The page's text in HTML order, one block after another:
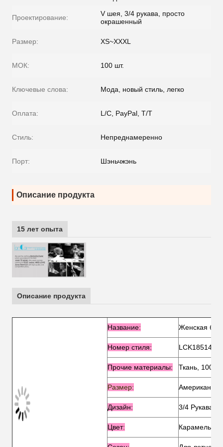
Проектирование:
V шея, 3/4 рукава, просто
окрашенный
Размер: XS~XXXL
МОК: 100 шт.
Ключевые слова: Мода, новый стиль, легко
Оплата: L/C, PayPal, T/T
Стиль: Непреднамеренно
Порт: Шэньчжэнь
Описание продукта
15 лет опыта
Описание продукта
Название: Женская
Номер стиля: LCK185145
Прочие материалы: Ткань, 100%
Размер:
Дизайн: 3/4 Рукава и
Цвет: